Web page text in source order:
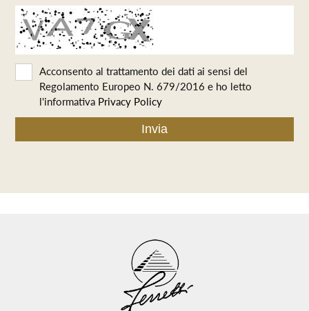
Acconsento al trattamento dei dati ai sensi del
Regolamento Europeo N. 679/2016 e ho letto
l'informativa Privacy Policy